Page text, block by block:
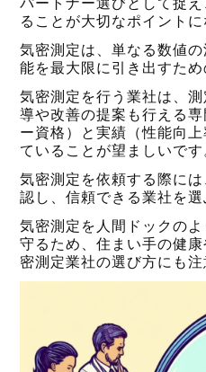
ることが大切なポイントに
気密測定は、単なる数値
能を最大限に引き出すため
気密測定を行う業社は、
導や改善の提案も行える
ー資格）と実績（性能向
ていることが望ましいです
気密測定を依頼する際に
認し、信頼できる業社を選
気密測定を人間ドックの
守るため、住まい手の健
密測定業社の選び方にも注